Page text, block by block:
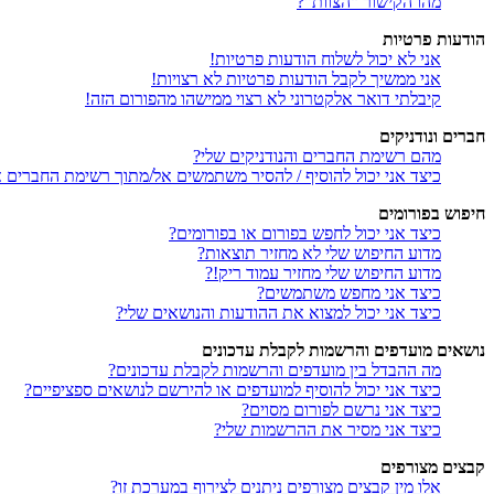
הודעות פרטיות
אני לא יכול לשלוח הודעות פרטיות!
אני ממשיך לקבל הודעות פרטיות לא רצויות!
קיבלתי דואר אלקטרוני לא רצוי ממישהו מהפורום הזה!
חברים ונודניקים
מהם רשימת החברים והנודניקים שלי?
כיצד אני יכול להוסיף / להסיר משתמשים אל/מתוך רשימת החברים
חיפוש בפורומים
כיצד אני יכול לחפש בפורום או בפורומים?
מדוע החיפוש שלי לא מחזיר תוצאות?
מדוע החיפוש שלי מחזיר עמוד ריק!?
כיצד אני מחפש משתמשים?
כיצד אני יכול למצוא את ההודעות והנושאים שלי?
נושאים מועדפים והרשמות לקבלת עדכונים
מה ההבדל בין מועדפים והרשמות לקבלת עדכונים?
כיצד אני יכול להוסיף למועדפים או להירשם לנושאים ספציפיים?
כיצד אני נרשם לפורום מסוים?
כיצד אני מסיר את ההרשמות שלי?
קבצים מצורפים
אלו מין קבצים מצורפים ניתנים לצירוף במערכת זו?